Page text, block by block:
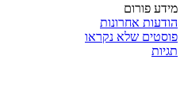
מידע פורום
הודעות אחרונות
פוסטים שלא נקראו
תגיות